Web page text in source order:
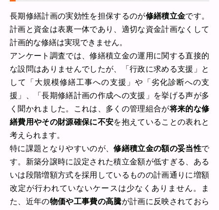
長期修繕計画の実効性を担保するのが修繕積立金です。
計画と資金は表裏一体であり、適切な資金計画なくして
計画的な修繕は実現できません。
アンケート調査では、修繕積立金の運用に関する直接的
な設問はありませんでしたが、「行政に求める支援」と
して「大規模修繕工事への支援」や「劣化診断への支
援」、「長期修繕計画の作成への支援」を挙げる声が多
く聞かれました。これは、多くの管理組合が将来的な修
繕費用やその財源確保に不安を抱えていることの表れと
考えられます。
特に課題となりやすいのが、修繕積立金の額の妥当性で
す。新築分譲時に設定された積立金額が低すぎる、ある
いは段階増額方式を採用しているものの計画通りに増額
改定が行われていないケースは少なくありません。ま
た、近年の物価や工事費の高騰が計画に反映されておら